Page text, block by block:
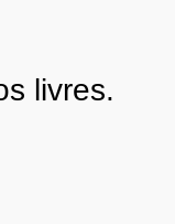
livres.